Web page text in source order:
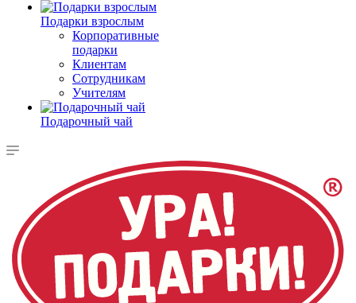
Подарки взрослым
Корпоративные
подарки
Клиентам
Сотрудникам
Учителям
Подарочный чай